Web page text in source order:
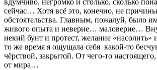
вдумчиво, негромко и столько, сколько
сейчас… Хотя всё это, конечно, не
обстоятельства. Главным, пожалуй, было
живого опыта и неверие… маловерие…
некий бунт и протест, желание «насолить»
то же время я ощущала себя какой-то
чёрствой, закрытой. От чего-то настоящего,
от мира…